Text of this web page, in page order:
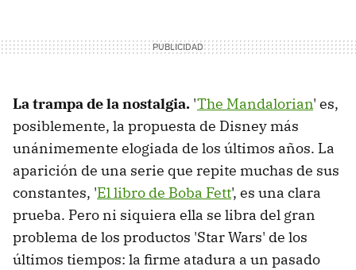
La trampa de la nostalgia. 'The Mandalorian' es,
posiblemente, la propuesta de Disney más
unánimemente elogiada de los últimos años. La
aparición de una serie que repite muchas de sus
constantes, 'El libro de Boba Fett', es una clara
prueba. Pero ni siquiera ella se libra del gran
problema de los productos 'Star Wars' de los
últimos tiempos: la firme atadura a un pasado